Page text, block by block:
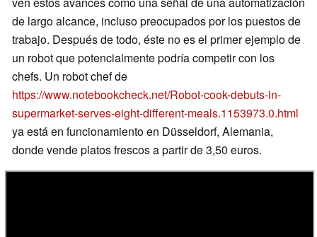
de largo alcance, incluso preocupados por los puestos de
trabajo. Después de todo, éste no es el primer ejemplo de
un robot que potencialmente podría competir con los
chefs. Un robot chef de
https://www.notebookcheck.net/Robot-cook-debuts-in-
supermarket-serves-eight-different-meals.1153973.0.html
ya está en funcionamiento en Düsseldorf, Alemania,
donde vende platos frescos a partir de 3,50 euros.